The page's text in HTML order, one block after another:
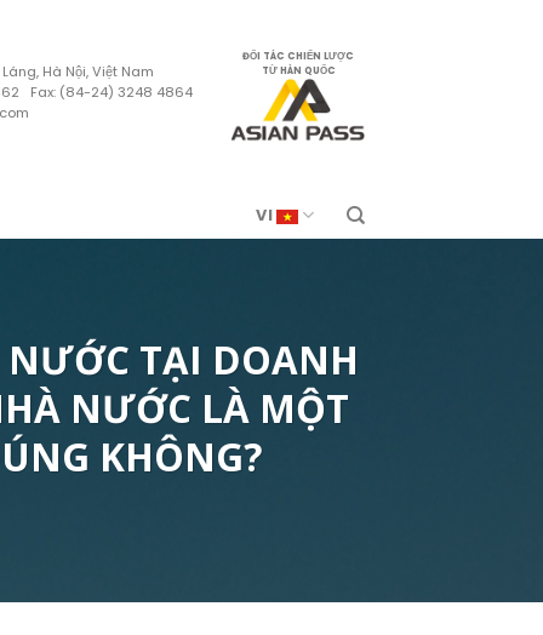
Hà Nội, Việt Nam
Fax: (84-24) 3248 4864
ĐỐI TÁC CHIẾN LƯỢC
TỪ HÀN QUỐC
VI
NƯỚC TẠI DOANH
NƯỚC LÀ MỘT
KHÔNG?